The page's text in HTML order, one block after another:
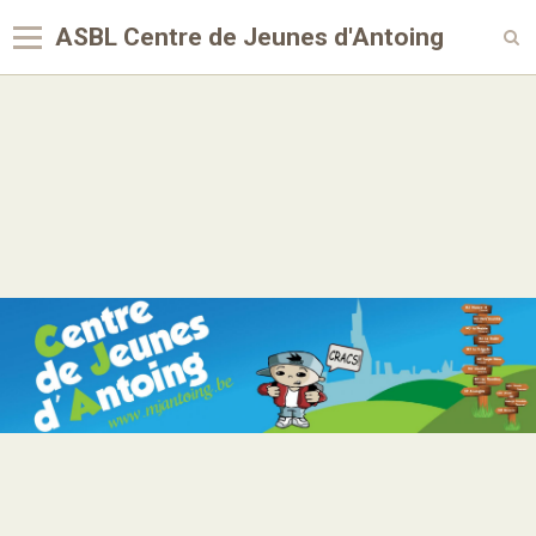
ASBL Centre de Jeunes d'Antoing